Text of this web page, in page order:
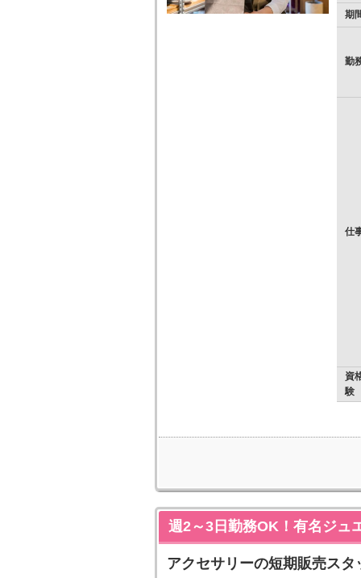
期
勤
仕
資
験
週2～3日勤務OK！有名ジュ
アクセサリーの短期販売スタ